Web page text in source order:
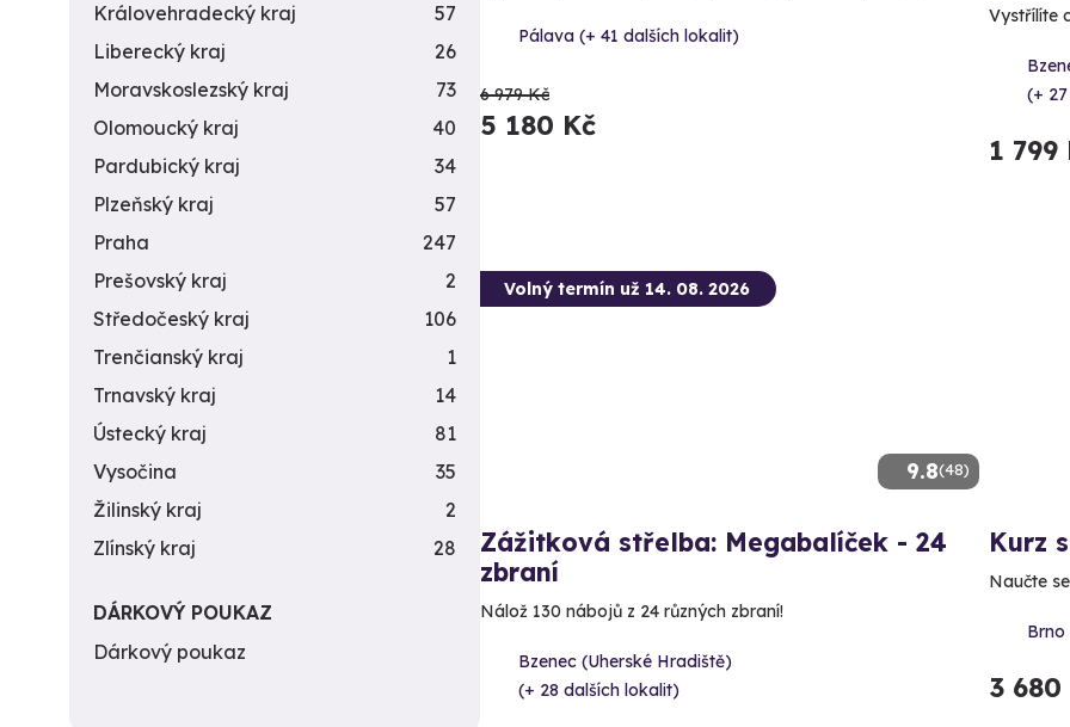
Pálava (+ 41 dalších lokalit)
6 979 Kč
5 180 Kč
Vystřílíte
(+
1 799
9.8(48)
Volný termín už 14. 08. 2026
Zážitková střelba: Megabalíček - 24
zbraní
Nálož 130 nábojů z 24 různých zbraní!
Bzenec (Uherské Hradiště)
(+ 28 dalších lokalit)
Kurz
Naučte
3 680
Královehradecký kraj
57
Liberecký kraj
26
Moravskoslezský kraj
73
Olomoucký kraj
40
Pardubický kraj
34
Plzeňský kraj
57
Praha
247
Prešovský kraj
2
Středočeský kraj
106
Trenčianský kraj
1
Trnavský kraj
14
Ústecký kraj
81
Vysočina
35
Žilinský kraj
2
Zlínský kraj
28
DÁRKOVÝ POUKAZ
Dárkový poukaz